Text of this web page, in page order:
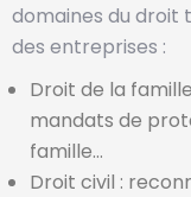
domaines du droit
des entreprises :
Droit de la
mandats de
famille…
Droit civil :